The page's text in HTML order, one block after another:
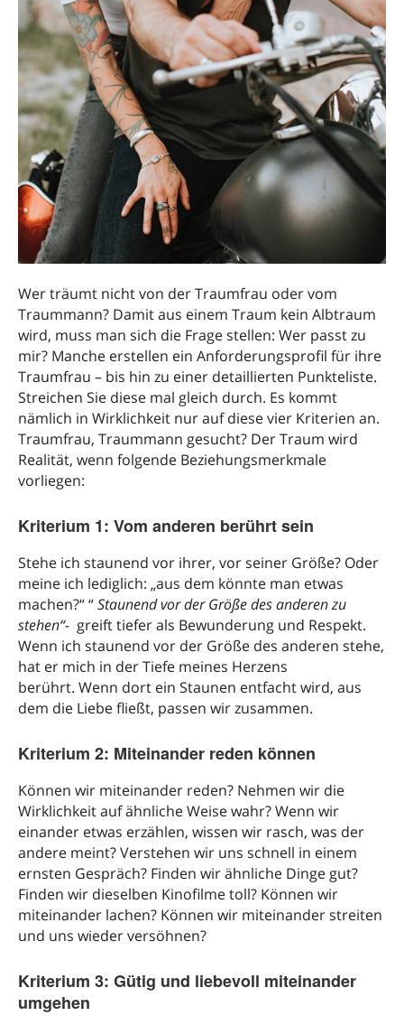
Wer träumt nicht von der Traumfrau oder vom
Traummann? Damit aus einem Traum kein Albtraum
wird, muss man sich die Frage stellen: Wer passt zu
mir? Manche erstellen ein Anforderungsprofil für ihre
Traumfrau – bis hin zu einer detaillierten Punkteliste.
Streichen Sie diese mal gleich durch. Es kommt
nämlich in Wirklichkeit nur auf diese vier Kriterien an.
Traumfrau, Traummann gesucht? Der Traum wird
Realität, wenn folgende Beziehungsmerkmale
vorliegen:
Kriterium 1: Vom anderen berührt sein
Stehe ich staunend vor ihrer, vor seiner Größe? Oder
meine ich lediglich: „aus dem könnte man etwas
machen?“ “Staunend vor der Größe des anderen zu
stehen“- greift tiefer als Bewunderung und Respekt.
Wenn ich staunend vor der Größe des anderen stehe,
hat er mich in der Tiefe meines Herzens
berührt. Wenn dort ein Staunen entfacht wird, aus
dem die Liebe fließt, passen wir zusammen.
Kriterium 2: Miteinander reden können
Können wir miteinander reden? Nehmen wir die
Wirklichkeit auf ähnliche Weise wahr? Wenn wir
einander etwas erzählen, wissen wir rasch, was der
andere meint? Verstehen wir uns schnell in einem
ernsten Gespräch? Finden wir ähnliche Dinge gut?
Finden wir dieselben Kinofilme toll? Können wir
miteinander lachen? Können wir miteinander streiten
und uns wieder versöhnen?
Kriterium 3: Gütig und liebevoll miteinander
umgehen